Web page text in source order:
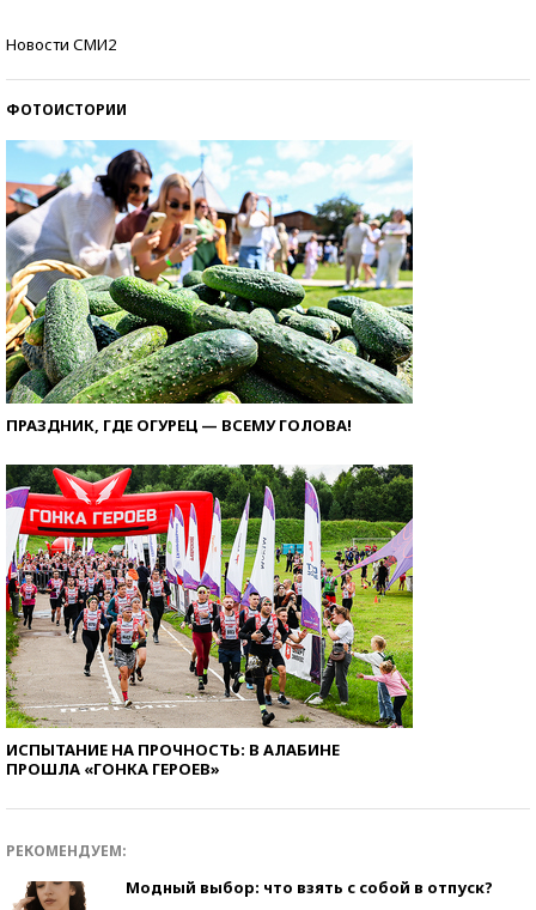
Новости СМИ2
ФОТОИСТОРИИ
ПРАЗДНИК, ГДЕ ОГУРЕЦ — ВСЕМУ ГОЛОВА!
ИСПЫТАНИЕ НА ПРОЧНОСТЬ: В АЛАБИНЕ
ПРОШЛА «ГОНКА ГЕРОЕВ»
РЕКОМЕНДУЕМ:
Модный выбор: что взять с собой в отпуск?